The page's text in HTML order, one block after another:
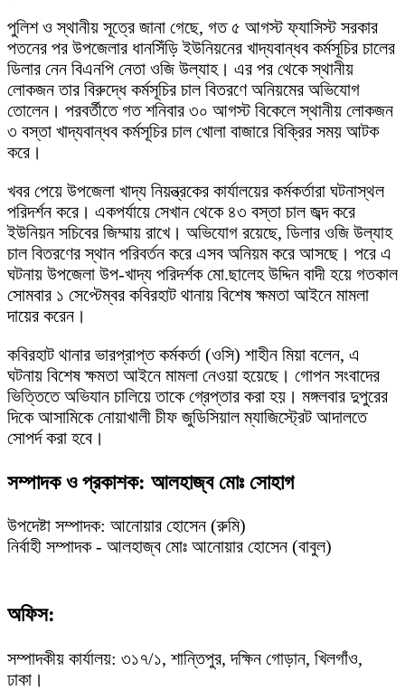
পুলিশ ও স্থানীয় সূত্রে জানা গেছে, গত ৫ আগস্ট ফ্যাসিস্ট সরকার
পতনের পর উপজেলার ধানসিঁড়ি ইউনিয়নের খাদ্যবান্ধব কর্মসূচির চালের
ডিলার নেন বিএনপি নেতা ওজি উল্যাহ। এর পর থেকে স্থানীয়
লোকজন তার বিরুদ্ধে কর্মসূচির চাল বিতরণে অনিয়মের অভিযোগ
তোলেন। পরবর্তীতে গত শনিবার ৩০ আগস্ট বিকেলে স্থানীয় লোকজন
৩ বস্তা খাদ্যবান্ধব কর্মসূচির চাল খোলা বাজারে বিক্রির সময় আটক
করে।
খবর পেয়ে উপজেলা খাদ্য নিয়ন্ত্রকের কার্যালয়ের কর্মকর্তারা ঘটনাস্থল
পরিদর্শন করে। একপর্যায়ে সেখান থেকে ৪৩ বস্তা চাল জব্দ করে
ইউনিয়ন সচিবের জিম্মায় রাখে। অভিযোগ রয়েছে, ডিলার ওজি উল্যাহ
চাল বিতরণের স্থান পরিবর্তন করে এসব অনিয়ম করে আসছে। পরে এ
ঘটনায় উপজেলা উপ-খাদ্য পরিদর্শক মো.ছালেহ উদ্দিন বাদী হয়ে গতকাল
সোমবার ১ সেপ্টেম্বর কবিরহাট থানায় বিশেষ ক্ষমতা আইনে মামলা
দায়ের করেন।
কবিরহাট থানার ভারপ্রাপ্ত কর্মকর্তা (ওসি) শাহীন মিয়া বলেন, এ
ঘটনায় বিশেষ ক্ষমতা আইনে মামলা নেওয়া হয়েছে। গোপন সংবাদের
ভিত্তিতে অভিযান চালিয়ে তাকে গ্রেপ্তার করা হয়। মঙ্গলবার দুপুরের
দিকে আসামিকে নোয়াখালী চীফ জুডিসিয়াল ম্যাজিস্ট্রেট আদালতে
সোপর্দ করা হবে।
সম্পাদক ও প্রকাশক: আলহাজ্ব মোঃ সোহাগ
উপদেষ্টা সম্পাদক: আনোয়ার হোসেন (রুমি)
নির্বাহী সম্পাদক - আলহাজ্ব মোঃ আনোয়ার হোসেন (বাবুল)
অফিস:
সম্পাদকীয় কার্যালয়: ৩১৭/১, শান্তিপুর, দক্ষিন গোড়ান, খিলগাঁও,
ঢাকা।